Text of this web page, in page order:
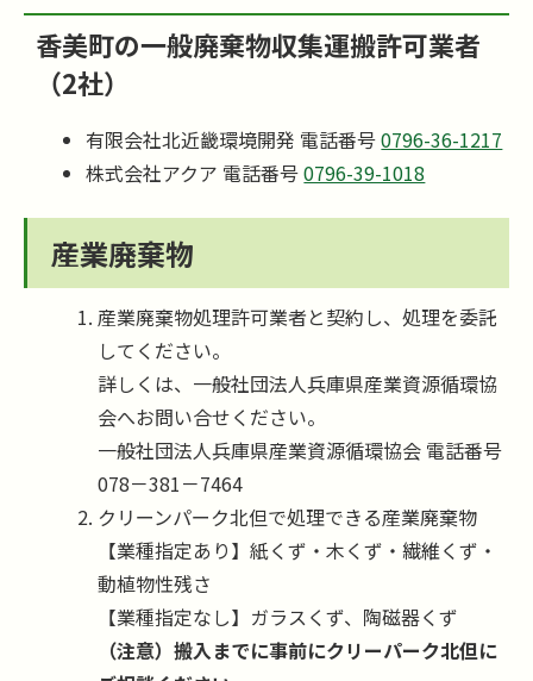
香美町の一般廃棄物収集運搬許可業者
（2社）
有限会社北近畿環境開発 電話番号0796-36-1217
株式会社アクア 電話番号0796-39-1018
産業廃棄物
産業廃棄物処理許可業者と契約し、処理を委託
してください。
詳しくは、一般社団法人兵庫県産業資源循環協
会へお問い合せください。
一般社団法人兵庫県産業資源循環協会 電話番号
078－381－7464
クリーンパーク北但で処理できる産業廃棄物
【業種指定あり】紙くず・木くず・繊維くず・
動植物性残さ
【業種指定なし】ガラスくず、陶磁器くず
（注意）搬入までに事前にクリーパーク北但に